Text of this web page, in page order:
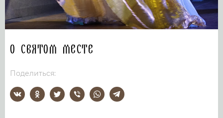
О святом месте
Поделиться: